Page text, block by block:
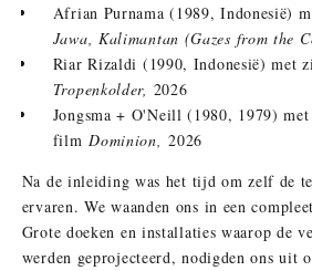
Afrian Purnama (1989, Indonesië)
Jawa, Kalimantan (Gazes from the
Riar Rizaldi (1990, Indonesië) met
Tropenkolder, 2026
Jongsma + O'Neill (1980, 1979)
filmDominion,2026
Na de inleiding was het tijd om zelf de
ervaren. We waanden ons in een
Grote doeken en installaties waarop de
werden geprojecteerd, nodigden ons uit